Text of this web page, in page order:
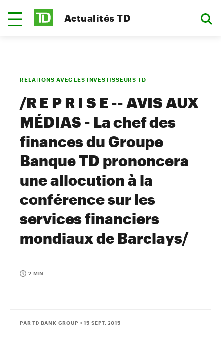
Actualités TD
RELATIONS AVEC LES INVESTISSEURS TD
/R E P R I S E -- AVIS AUX
MÉDIAS - La chef des
finances du Groupe
Banque TD prononcera
une allocution à la
conférence sur les
services financiers
mondiaux de Barclays/
2 MIN
PAR TD BANK GROUP • 15 SEPT. 2015